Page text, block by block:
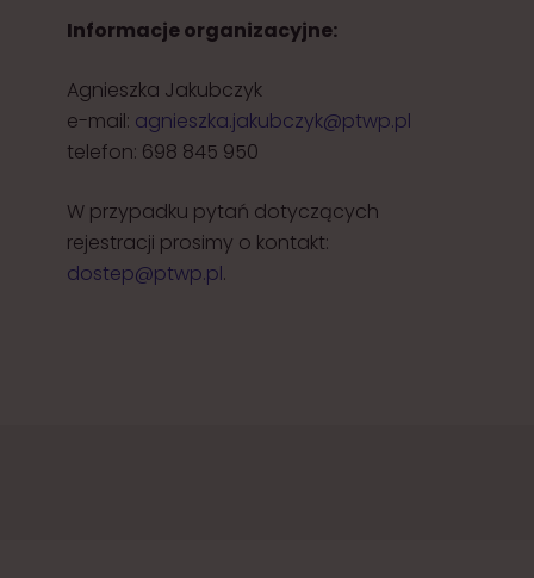
Informacje organizacyjne:
Agnieszka Jakubczyk
e-mail: agnieszka.jakubczyk@ptwp.pl
telefon: 698 845 950
W przypadku pytań dotyczących
rejestracji prosimy o kontakt:
dostep@ptwp.pl.